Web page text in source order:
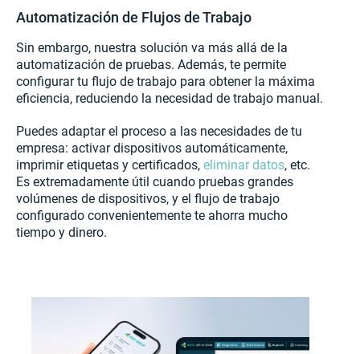
Automatización de Flujos de Trabajo
Sin embargo, nuestra solución va más allá de la
automatización de pruebas. Además, te permite
configurar tu flujo de trabajo para obtener la máxima
eficiencia, reduciendo la necesidad de trabajo manual.
Puedes adaptar el proceso a las necesidades de tu
empresa: activar dispositivos automáticamente,
imprimir etiquetas y certificados, eliminar datos, etc.
Es extremadamente útil cuando pruebas grandes
volúmenes de dispositivos, y el flujo de trabajo
configurado convenientemente te ahorra mucho
tiempo y dinero.